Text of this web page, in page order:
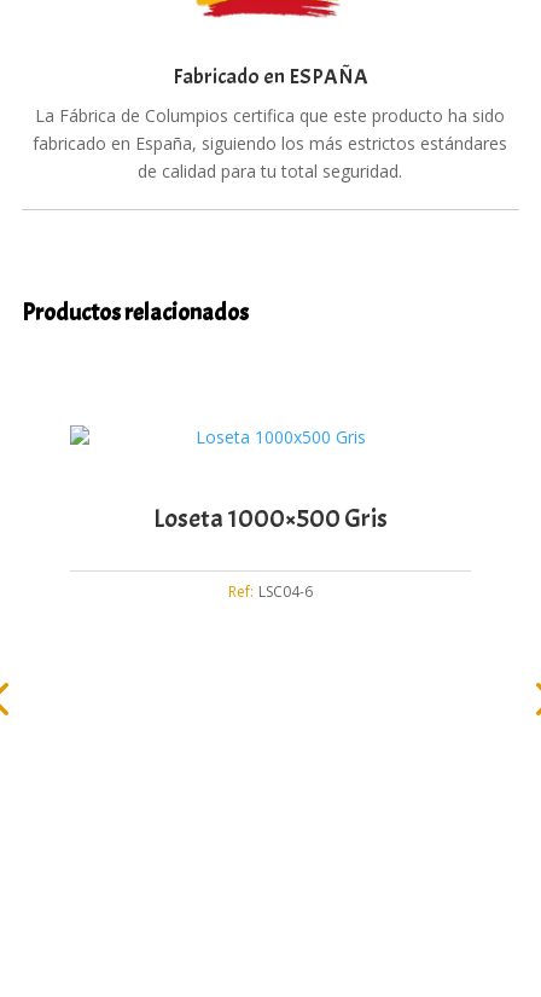
Fabricado en ESPAÑA
La Fábrica de Columpios certifica que este producto ha sido
fabricado en España, siguiendo los más estrictos estándares
de calidad para tu total seguridad.
Productos relacionados
Loseta 1000×500 Gris
Ref: LSC04-6